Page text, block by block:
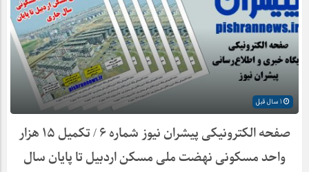
صفحه الکترونیکی پیشران نیوز شماره ۶ / تکمیل ۱۵ هزار
واحد مسکونی نهضت ملی مسکن اردبیل تا پایان سال